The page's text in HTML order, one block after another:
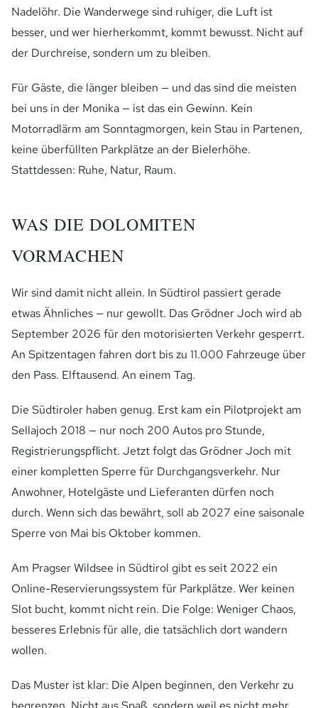
Nadelöhr. Die Wanderwege sind ruhiger, die Luft ist
besser, und wer hierherkommt, kommt bewusst. Nicht auf
der Durchreise, sondern um zu bleiben.
Für Gäste, die länger bleiben — und das sind die meisten
bei uns in der Monika — ist das ein Gewinn. Kein
Motorradlärm am Sonntagmorgen, kein Stau in Partenen,
keine überfüllten Parkplätze an der Bielerhöhe.
Stattdessen: Ruhe, Natur, Raum.
WAS DIE DOLOMITEN
VORMACHEN
Wir sind damit nicht allein. In Südtirol passiert gerade
etwas Ähnliches — nur gewollt. Das Grödner Joch wird ab
September 2026 für den motorisierten Verkehr gesperrt.
An Spitzentagen fahren dort bis zu 11.000 Fahrzeuge über
den Pass. Elftausend. An einem Tag.
Die Südtiroler haben genug. Erst kam ein Pilotprojekt am
Sellajoch 2018 — nur noch 200 Autos pro Stunde,
Registrierungspflicht. Jetzt folgt das Grödner Joch mit
einer kompletten Sperre für Durchgangsverkehr. Nur
Anwohner, Hotelgäste und Lieferanten dürfen noch
durch. Wenn sich das bewährt, soll ab 2027 eine saisonale
Sperre von Mai bis Oktober kommen.
Am Pragser Wildsee in Südtirol gibt es seit 2022 ein
Online-Reservierungssystem für Parkplätze. Wer keinen
Slot bucht, kommt nicht rein. Die Folge: Weniger Chaos,
besseres Erlebnis für alle, die tatsächlich dort wandern
wollen.
Das Muster ist klar: Die Alpen beginnen, den Verkehr zu